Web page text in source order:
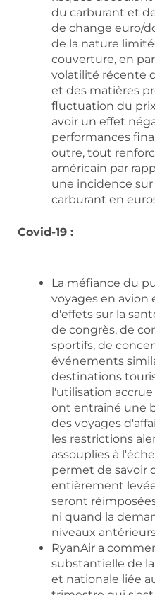
du carburant et
de change euro/
de la nature
couverture, en
volatilité récente
et des matières
fluctuation du
avoir un effet
performances
outre, tout
américain par
une incidence
carburant en
Covid-19 :
La méfiance du
voyages en avion
d'effets sur la
de congrès, de
sportifs, de
événements
destinations
l'utilisation
ont entraîné une
des voyages
les restrictions
assouplies à
permet de savoir
entièrement
seront
ni quand la
niveaux
RyanAir a
substantielle de
et nationale liée